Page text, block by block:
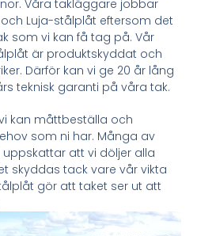
Våra takläggare jobbar
Luja-stålplåt eftersom det
som vi kan få tag på. Vår
är produktskyddat och
Därför kan vi ge 20 år lång
teknisk garanti på våra tak.
kan måttbeställa och
som ni har. Många av
att vi döljer alla
skyddas tack vare vår vikta
gör att taket ser ut att